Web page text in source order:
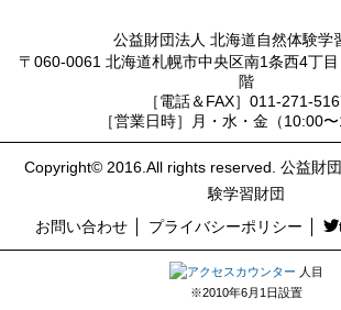
公益財団法人 北海道自然体験学
〒060-0061 北海道札幌市中央区南1条西4丁
階
［電話＆FAX］011-271-
［営業日時］月・水・金（10:00〜
Copyright© 2016.All rights reserved. 公益財
験学習財団
お問い合わせ
プライバシーポリシー
人目
※2010年6月1日設置